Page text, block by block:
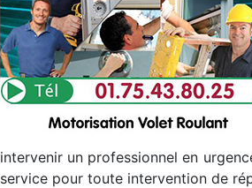
intervenir un professionnel en
service pour toute intervention de